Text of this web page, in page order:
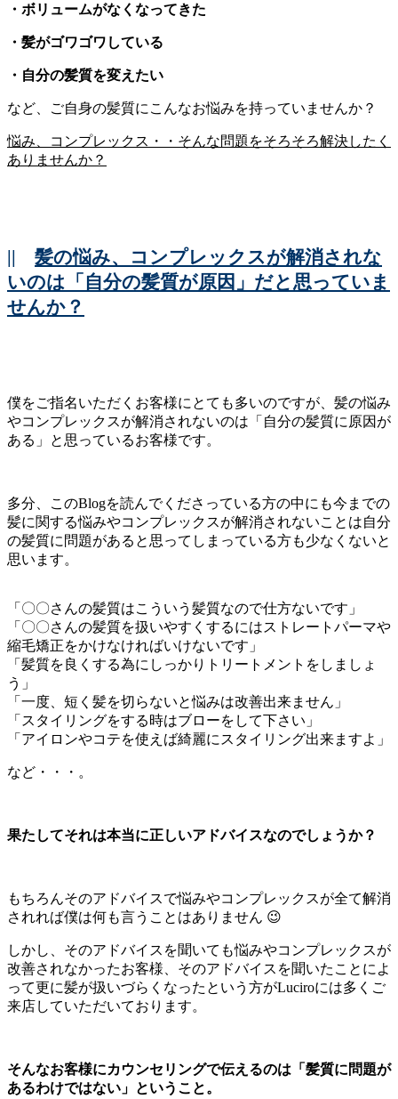
・ボリュームがなくなってきた
・髪がゴワゴワしている
・自分の髪質を変えたい
など、ご自身の髪質にこんなお悩みを持っていませんか？
悩み、コンプレックス・・そんな問題をそろそろ解決したく
ありませんか？
|| 髪の悩み、コンプレックスが解消されな
いのは「自分の髪質が原因」だと思っていま
せんか？
僕をご指名いただくお客様にとても多いのですが、髪の悩み
やコンプレックスが解消されないのは「自分の髪質に原因が
ある」と思っているお客様です。
多分、このBlogを読んでくださっている方の中にも今までの
髪に関する悩みやコンプレックスが解消されないことは自分
の髪質に問題があると思ってしまっている方も少なくないと
思います。
「〇〇さんの髪質はこういう髪質なので仕方ないです」
「〇〇さんの髪質を扱いやすくするにはストレートパーマや
縮毛矯正をかけなければいけないです」
「髪質を良くする為にしっかりトリートメントをしましょ
う」
「一度、短く髪を切らないと悩みは改善出来ません」
「スタイリングをする時はブローをして下さい」
「アイロンやコテを使えば綺麗にスタイリング出来ますよ」
など・・・。
果たしてそれは本当に正しいアドバイスなのでしょうか？
もちろんそのアドバイスで悩みやコンプレックスが全て解消
されれば僕は何も言うことはありません 😉
しかし、そのアドバイスを聞いても悩みやコンプレックスが
改善されなかったお客様、そのアドバイスを聞いたことによ
って更に髪が扱いづらくなったという方がLuciroには多くご
来店していただいております。
そんなお客様にカウンセリングで伝えるのは「髪質に問題が
あるわけではない」ということ。